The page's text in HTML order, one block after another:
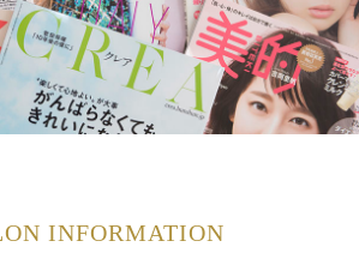
INFORMATION